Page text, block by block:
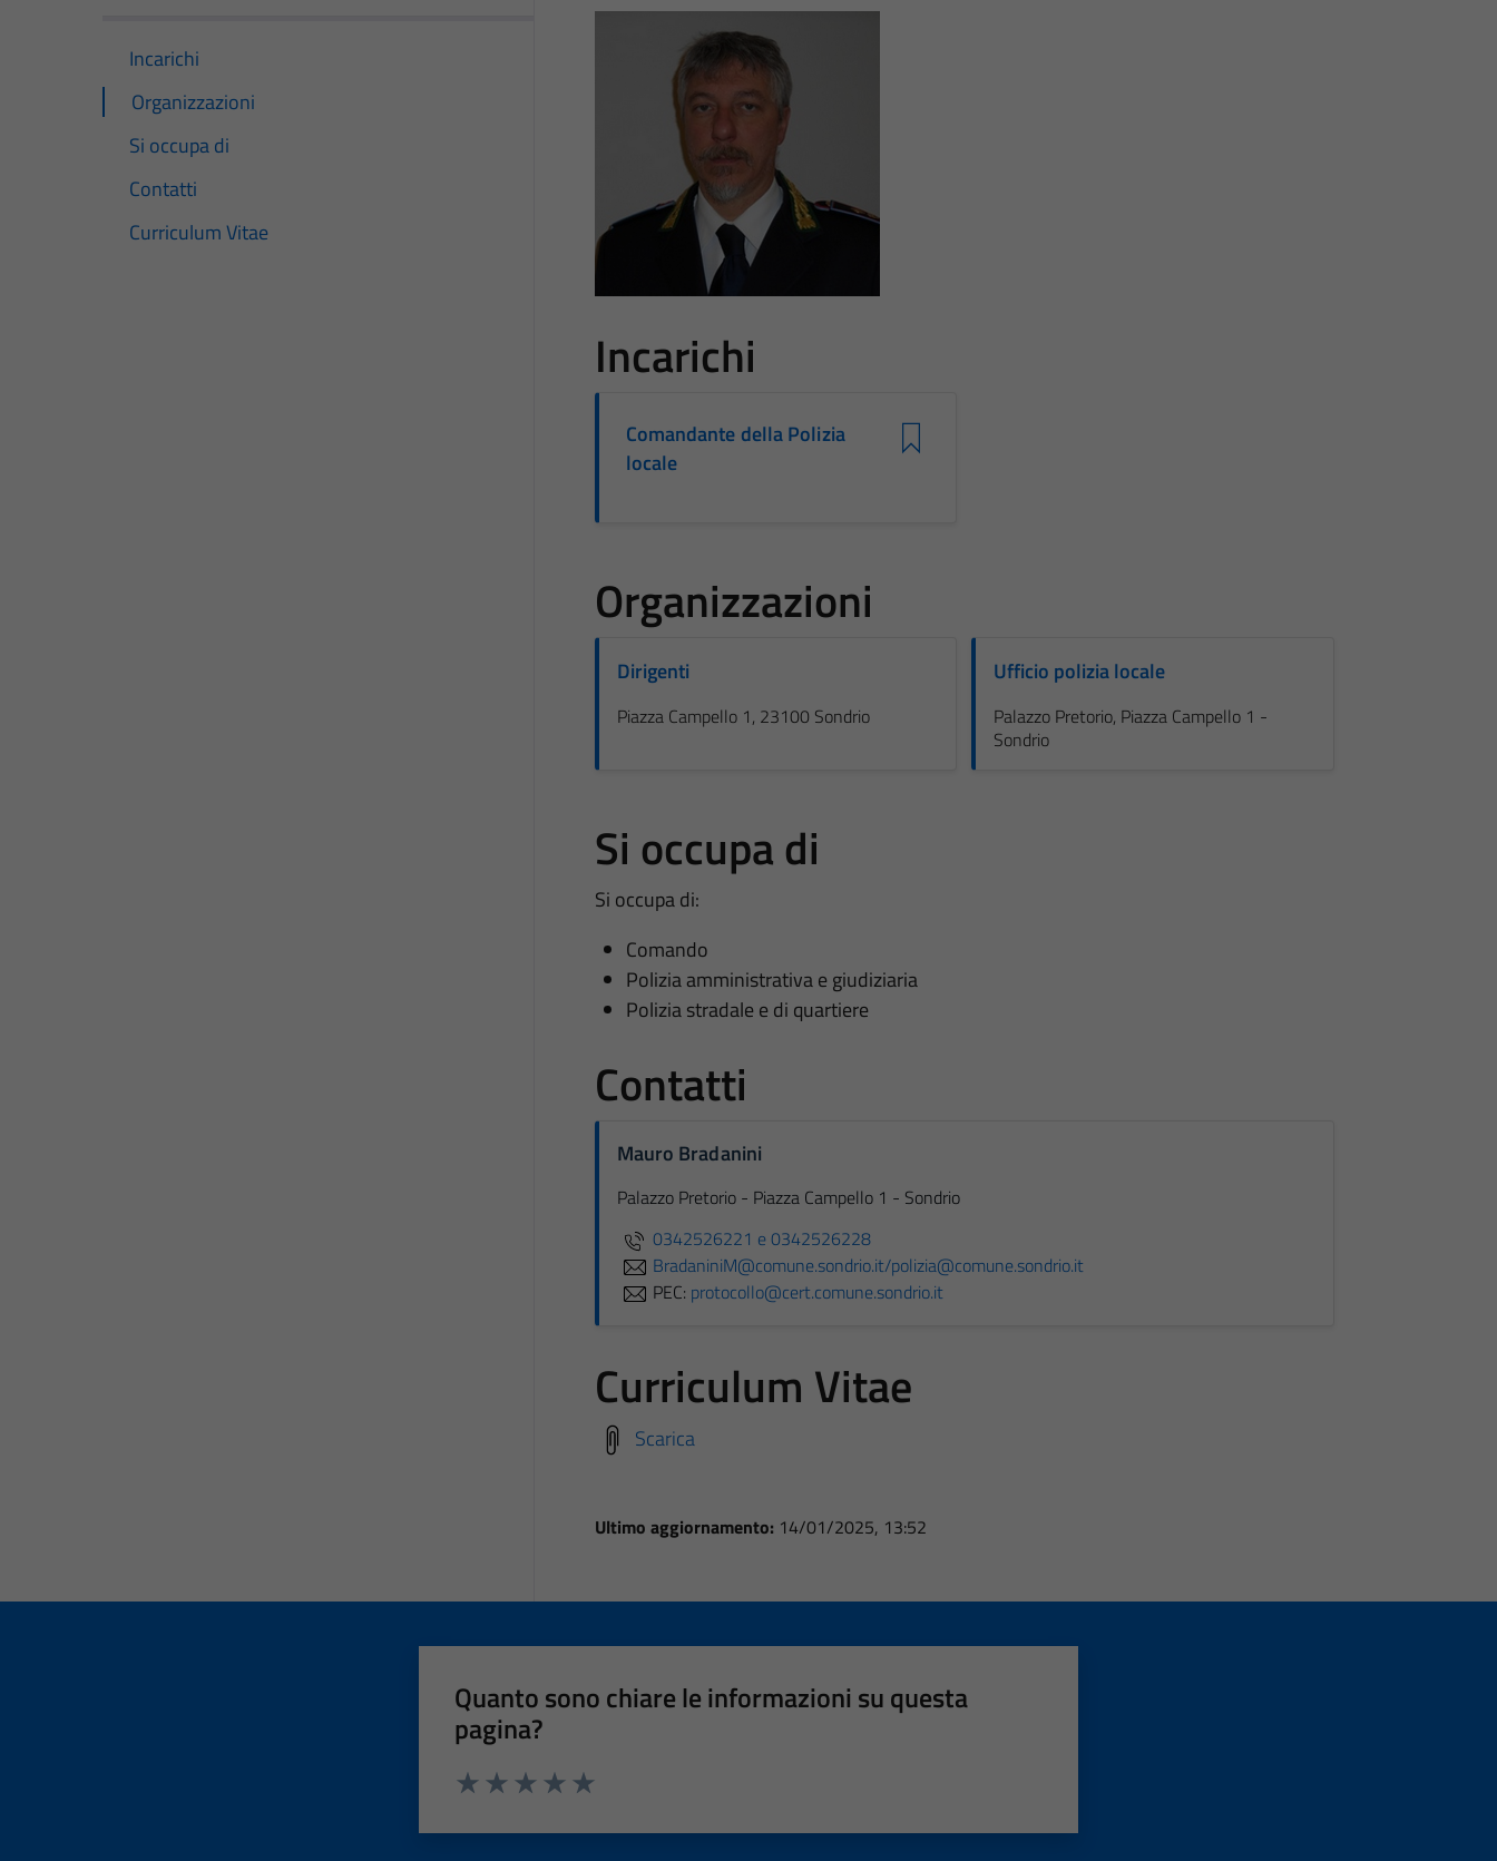
Incarichi
Organizzazioni
Si occupa di
Contatti
Curriculum Vitae
Incarichi
Comandante della Polizia
locale
Organizzazioni
Dirigenti
Piazza Campello 1, 23100 Sondrio
Ufficio polizia locale
Palazzo Pretorio, Piazza Campello 1 -
Sondrio
Si occupa di
Si occupa di:
Comando
Polizia amministrativa e giudiziaria
Polizia stradale e di quartiere
Contatti
Mauro Bradanini
Palazzo Pretorio - Piazza Campello 1 - Sondrio
0342526221 e 0342526228
BradaniniM@comune.sondrio.it/polizia@comune.sondrio.it
PEC: protocollo@cert.comune.sondrio.it
Curriculum Vitae
Scarica
Ultimo aggiornamento: 14/01/2025, 13:52
Quanto sono chiare le informazioni su questa
pagina?